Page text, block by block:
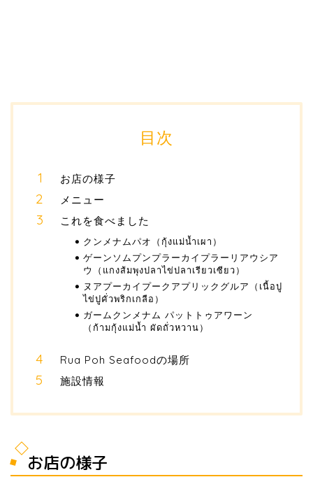
目次
お店の様子
メニュー
これを食べました
クンメナムパオ（กุ้งแม่น้ำเผา）
ゲーンソムプンプラーカイプラーリアウシア
ウ（แกงส้มพุงปลาไข่ปลาเรียวเซียว）
ヌアプーカイプークアプリックグルア（เนื้อปู
ไข่ปูคั่วพริกเกลือ）
ガームクンメナム パットトゥアワーン
（ก้ามกุ้งแม่น้ำ ผัดถั่วหวาน）
Rua Poh Seafoodの場所
施設情報
お店の様子